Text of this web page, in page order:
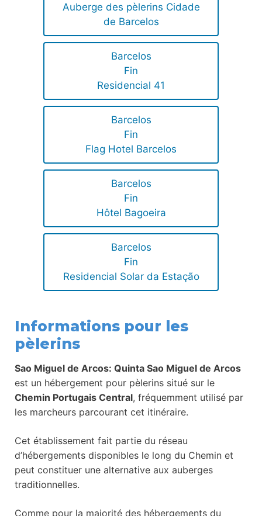
Auberge des pèlerins Cidade
de Barcelos
Barcelos
Fin
Residencial 41
Barcelos
Fin
Flag Hotel Barcelos
Barcelos
Fin
Hôtel Bagoeira
Barcelos
Fin
Residencial Solar da Estação
Informations pour les
pèlerins
Sao Miguel de Arcos: Quinta Sao Miguel de Arcos
est un hébergement pour pèlerins situé sur le
Chemin Portugais Central, fréquemment utilisé par
les marcheurs parcourant cet itinéraire.
Cet établissement fait partie du réseau
d’hébergements disponibles le long du Chemin et
peut constituer une alternative aux auberges
traditionnelles.
Comme pour la majorité des hébergements du